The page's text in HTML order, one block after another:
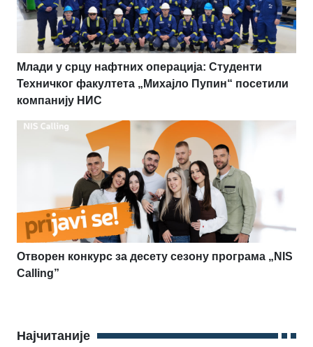
Млади у срцу нафтних операција: Студенти
Техничког факултета „Михајло Пупин“ посетили
компанију НИС
Отворен конкурс за десету сезону програма „NIS
Calling”
Најчитаније